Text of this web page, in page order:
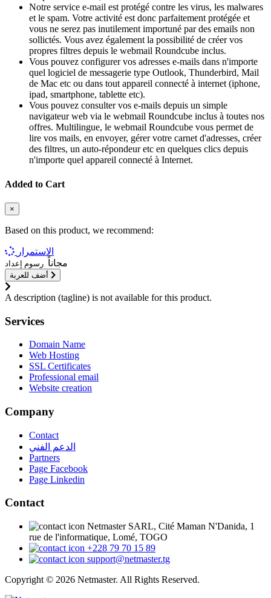
Notre service e-mail est protégé contre les virus, les malwares
et le spam. Votre activité est donc parfaitement protégée et
vous ne serez pas inutilement importuné par des emails non
sollictés. Vous avez également la possibilité de créer vos
propres filtres depuis le webmail Roundcube inclus.
Vous pouvez configurer vos adresses e-mails dans n'importe
quel logiciel de messagerie type Outlook, Thunderbird, Mail
de Mac etc ou dans tout appareil connecté à internet (iphone,
ipad, smartphone, tablette etc).
Vous pouvez consulter vos e-mails depuis un simple
navigateur web via le webmail Roundcube inclus à toutes nos
offres. Multilingue, le webmail Roundcube vous permet de
lire vos mails, en envoyer, gérer votre carnet d'adresses, créer
des filtres, un auto-répondeur etc en quelques clics depuis
n'importe quel appareil connecté à Internet.
Added to Cart
×
Based on this product, we recommend:
الاستمرار
مجاناً رسوم إعداد
أضف للعربة
A description (tagline) is not available for this product.
Services
Domain Name
Web Hosting
SSL Certificates
Professional email
Website creation
Company
Contact
الدعم الفني
Partners
Page Facebook
Page Linkedin
Contact
Netmaster SARL, Cité Maman N'Danida, 1
rue de l'informatique, Lomé, TOGO
+228 79 70 15 89
support@netmaster.tg
Copyright © 2026 Netmaster. All Rights Reserved.